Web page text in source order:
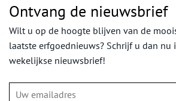
Ontvang de nieuwsbrief
Wilt u op de hoogte blijven van de
laatste erfgoednieuws? Schrijf u dan nu
wekelijkse nieuwsbrief!